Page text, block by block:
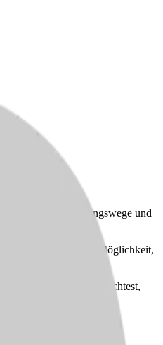
kurze Abstimmungswege und
So hast Du die Möglichkeit,
Team einbringen möchtest,